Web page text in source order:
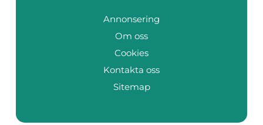
Annonsering
Om oss
Cookies
Kontakta oss
Sitemap